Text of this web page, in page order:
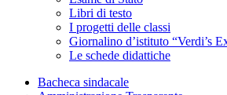
Libri di testo
I progetti delle classi
Giornalino d’istituto “Verdi’s
Le schede didattiche
Bacheca sindacale